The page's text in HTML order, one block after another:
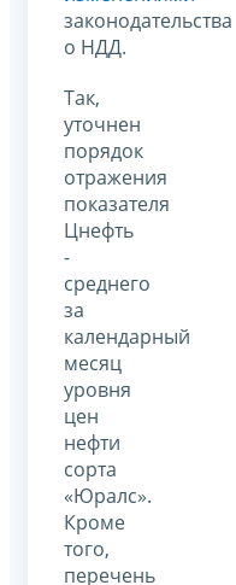
законодательства
о НДД.
Так,
уточнен
порядок
отражения
показателя
Цнефть
-
среднего
за
календарный
месяц
уровня
цен
нефти
сорта
«Юралс».
Кроме
того,
перечень